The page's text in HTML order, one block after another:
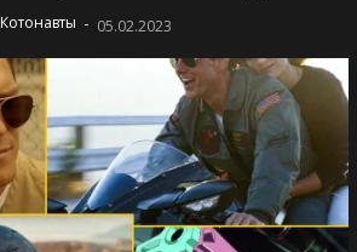
Котонавты - 05.02.2023